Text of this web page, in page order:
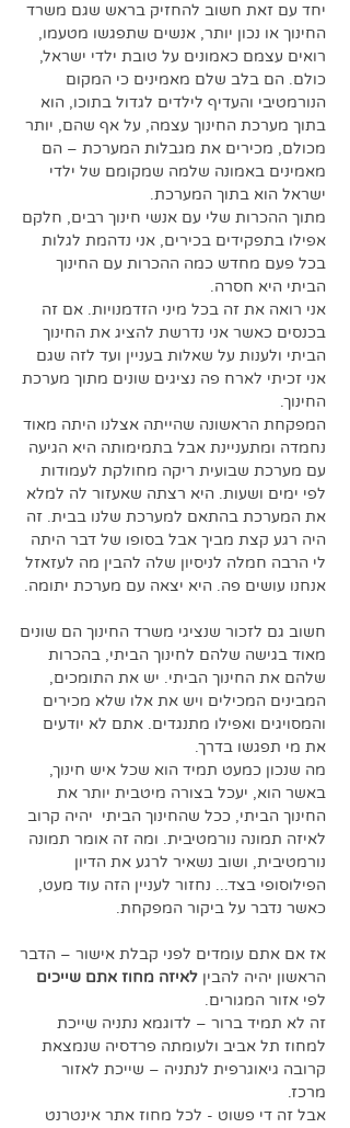
יחד עם זאת חשוב להחזיק בראש שגם משרד
החינוך או נכון יותר, אנשים שתפגשו מטעמו,
רואים עצמם כאמונים על טובת ילדי ישראל,
כולם. הם בלב שלם מאמינים כי המקום
הנורמטיבי והעדיף לילדים לגדול בתוכו, הוא
בתוך מערכת החינוך עצמה, על אף שהם, יותר
מכולם, מכירים את מגבלות המערכת – הם
מאמינים באמונה שלמה שמקומם של ילדי
ישראל הוא בתוך המערכת.
מתוך ההכרות שלי עם אנשי חינוך רבים, חלקם
אפילו בתפקידים בכירים, אני נדהמת לגלות
בכל פעם מחדש כמה ההכרות עם החינוך
הביתי היא חסרה.
אני רואה את זה בכל מיני הזדמנויות. אם זה
בכנסים כאשר אני נדרשת להציג את החינוך
הביתי ולענות על שאלות בעניין ועד לזה שגם
אני זכיתי לארח פה נציגים שונים מתוך מערכת
החינוך.
המפקחת הראשונה שהייתה אצלנו היתה מאוד
נחמדה ומתעניינת אבל בתמימותה היא הגיעה
עם מערכת שבועית ריקה מחולקת לעמודות
לפי ימים ושעות. היא רצתה שאעזור לה למלא
את המערכת בהתאם למערכת שלנו בבית. זה
היה רגע קצת מביך אבל בסופו של דבר היתה
לי הרבה חמלה לניסיון שלה להבין מה לעזאזל
אנחנו עושים פה. היא יצאה עם מערכת יתומה.
חשוב גם לזכור שנציגי משרד החינוך הם שונים
מאוד בגישה שלהם לחינוך הביתי, בהכרות
שלהם את החינוך הביתי. יש את התומכים,
המבינים המכילים ויש את אלו שלא מכירים
והמסויגים ואפילו מתנגדים. אתם לא יודעים
את מי תפגשו בדרך.
מה שנכון כמעט תמיד הוא שכל איש חינוך,
באשר הוא, יעכל בצורה מיטבית יותר את
החינוך הביתי, ככל שהחינוך הביתי  יהיה קרוב
לאיזה תמונה נורמטיבית. ומה זה אומר תמונה
נורמטיבית, ושוב נשאיר לרגע את הדיון
הפילוסופי בצד... נחזור לעניין הזה עוד מעט,
כאשר נדבר על ביקור המפקחת.
אז אם אתם עומדים לפני קבלת אישור – הדבר
הראשון יהיה להבין לאיזה מחוז אתם שייכים
לפי אזור המגורים.
זה לא תמיד ברור – לדוגמא נתניה שייכת
למחוז תל אביב ולעומתה פרדסיה שנמצאת
קרובה גיאוגרפית לנתניה – שייכת לאזור
מרכז.
אבל זה די פשוט - לכל מחוז אתר אינטרנט